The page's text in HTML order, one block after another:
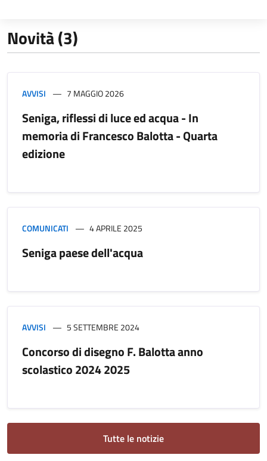
Novità (3)
AVVISI 7 MAGGIO 2026
Seniga, riflessi di luce ed acqua - In
memoria di Francesco Balotta - Quarta
edizione
COMUNICATI 4 APRILE 2025
Seniga paese dell'acqua
AVVISI 5 SETTEMBRE 2024
Concorso di disegno F. Balotta anno
scolastico 2024 2025
Tutte le notizie